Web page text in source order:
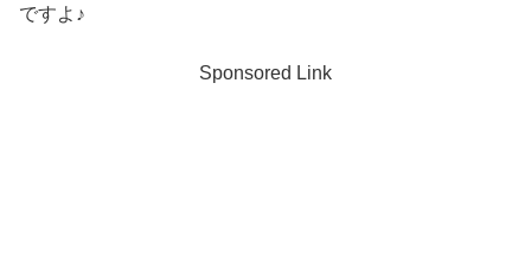
ですよ♪
Sponsored Link